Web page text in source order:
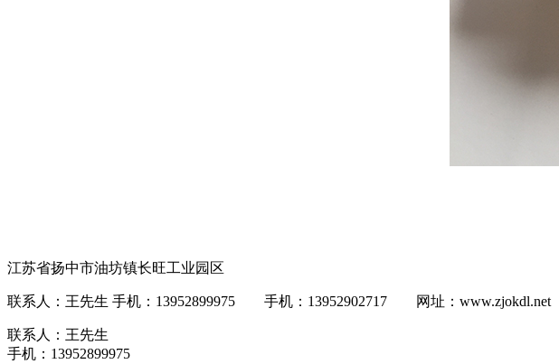
江苏省扬中市油坊镇长旺工业园区
联系人：王先生 手机：13952899975 手机：13952902717 网址：www.zjokdl.net
联系人：王先生
手机：13952899975